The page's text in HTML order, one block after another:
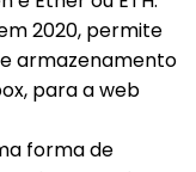
2020, permite
armazenamento
para a web
forma de